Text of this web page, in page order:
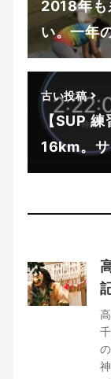
2018年も
い。一年
古い投稿
【SUP
16km。サ